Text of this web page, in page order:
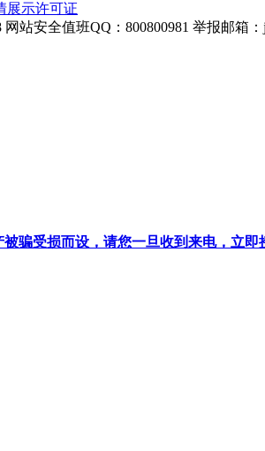
展示许可证
网站安全值班QQ：800800981 举报邮箱：
骗受损而设，请您一旦收到来电，立即